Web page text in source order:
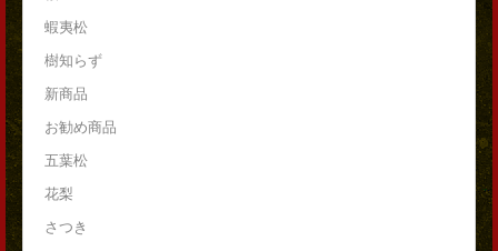
蝦夷松
樹知らず
新商品
お勧め商品
五葉松
花梨
さつき